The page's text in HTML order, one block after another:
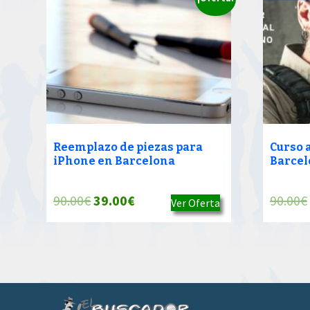
Reemplazo de piezas para
iPhone en Barcelona
90.00€El
90.00€.
39.00€El
39.00€.
Ver Oferta
Curso
90.00€